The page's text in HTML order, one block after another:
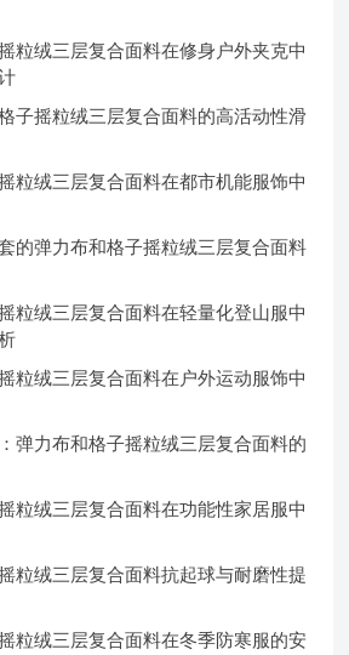
粒绒三层复合面料在修身户外夹克中
子摇粒绒三层复合面料的高活动性滑
粒绒三层复合面料在都市机能服饰中
的弹力布和格子摇粒绒三层复合面料
粒绒三层复合面料在轻量化登山服中
粒绒三层复合面料在户外运动服饰中
弹力布和格子摇粒绒三层复合面料的
粒绒三层复合面料在功能性家居服中
粒绒三层复合面料抗起球与耐磨性提
粒绒三层复合面料在冬季防寒服的安